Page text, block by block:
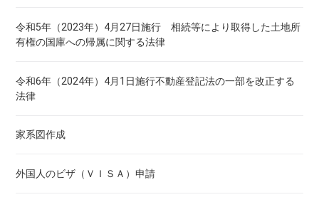
大府市｜遺言と代襲相続
大府市｜認知症になる前に考える遺言と財産管理
大府市｜公正証書遺言の有無を確認する方法
大府市の家族信託
大府市の生前贈与
大府市の見守り契約｜高齢者の生活を定期的に確認
令和5年（2023年）4月27日施行 相続等により取得した土地所
有権の国庫への帰属に関する法律
令和6年（2024年）4月1日施行不動産登記法の一部を改正する
法律
家系図作成
外国人のビザ（ＶＩＳＡ）申請